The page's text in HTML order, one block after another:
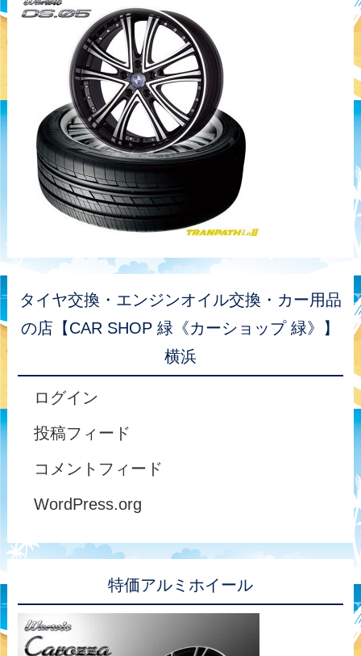
タイヤ交換・エンジンオイル交換・カー用品
の店【CAR SHOP 緑《カーショップ 緑》】
横浜
ログイン
投稿フィード
コメントフィード
WordPress.org
特価アルミホイール